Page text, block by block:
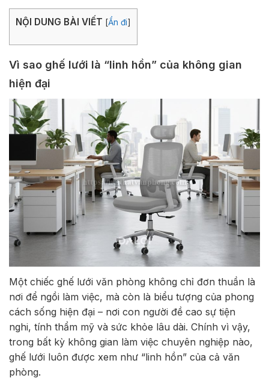
NỘI DUNG BÀI VIẾT [Ẩn đi]
Vì sao ghế lưới là “linh hồn” của không gian
hiện đại
Một chiếc ghế lưới văn phòng không chỉ đơn thuần là
nơi để ngồi làm việc, mà còn là biểu tượng của phong
cách sống hiện đại – nơi con người đề cao sự tiện
nghi, tính thẩm mỹ và sức khỏe lâu dài. Chính vì vậy,
trong bất kỳ không gian làm việc chuyên nghiệp nào,
ghế lưới luôn được xem như “linh hồn” của cả văn
phòng.